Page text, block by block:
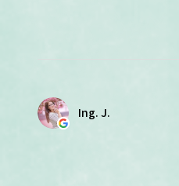
Ing. J.